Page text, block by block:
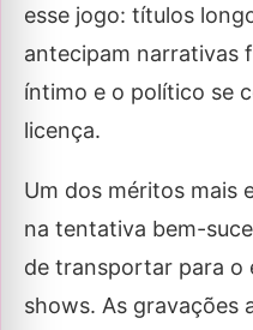
esse jogo: títulos
antecipam narrativas
íntimo e o político se
licença.
Um dos méritos mais
na tentativa bem-
de transportar para o
shows. As gravações